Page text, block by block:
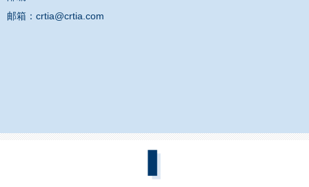
邮箱：crtia@crtia.com